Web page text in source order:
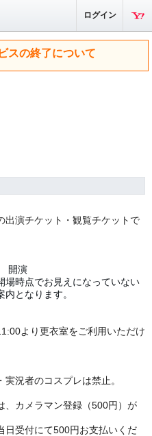
ログイン
スの終了について
出演チケット・観覧チケットで
開演
場時点でお見えになっていない
となります。
より更衣室をご利用いただけ
況者のコスプレは禁止。
、カメラマン登録（500円）が
日受付にて500円お支払いくだ